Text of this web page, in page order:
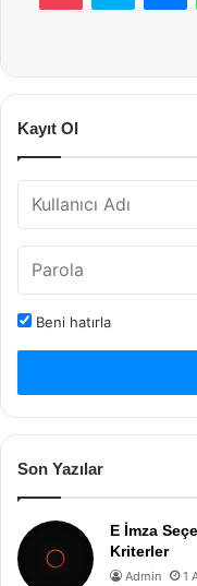
Kayıt Ol
Beni hatırla
Son Yazılar
E İmza
Kriterler
Admin 1